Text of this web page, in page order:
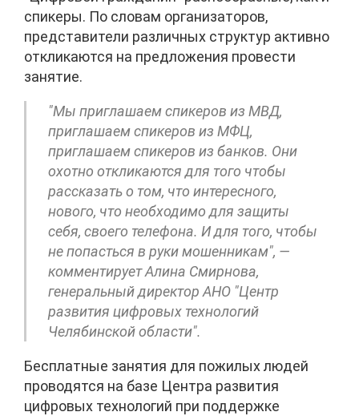
спикеры. По словам организаторов,
представители различных структур активно
откликаются на предложения провеcти
занятие.
"Мы приглашаем спикеров из МВД,
приглашаем спикеров из МФЦ,
приглашаем спикеров из банков. Они
охотно откликаются для того чтобы
рассказать о том, что интересного,
нового, что необходимо для защиты
себя, своего телефона. И для того, чтобы
не попасться в руки мошенникам", —
комментирует Алина Смирнова,
генеральный директор АНО "Центр
развития цифровых технологий
Челябинской области".
Бесплатные занятия для пожилых людей
проводятся на базе Центра развития
цифровых технологий при поддержке